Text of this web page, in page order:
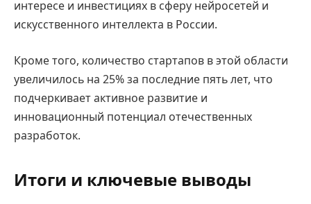
интересе и инвестициях в сферу нейросетей и
искусственного интеллекта в России.
Кроме того, количество стартапов в этой области
увеличилось на 25% за последние пять лет, что
подчеркивает активное развитие и
инновационный потенциал отечественных
разработок.
Итоги и ключевые выводы